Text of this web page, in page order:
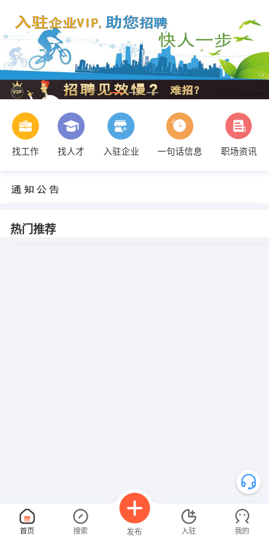
找工作 找人才 入驻企业 一句话信息 职场资讯
热门推荐
首页 搜索 发布 入驻 我的